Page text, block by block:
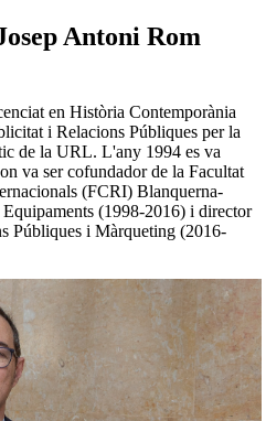
Antoni Rom
en Història Contemporània
i Relacions Públiques per la
de la URL. L'any 1994 es va
va ser cofundador de la Facultat
(FCRI) Blanquerna-
(1998-2016) i director
Públiques i Màrqueting (2016-